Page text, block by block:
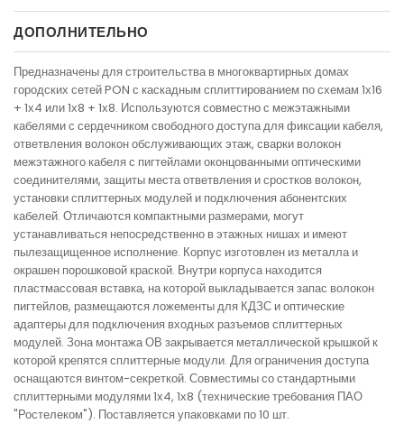
ДОПОЛНИТЕЛЬНО
Предназначены для строительства в многоквартирных домах
городских сетей PON с каскадным сплиттированием по схемам 1х16
+ 1х4 или 1х8 + 1х8. Используются совместно с межэтажными
кабелями с сердечником свободного доступа для фиксации кабеля,
ответвления волокон обслуживающих этаж, сварки волокон
межэтажного кабеля с пигтейлами оконцованными оптическими
соединителями, защиты места ответвления и сростков волокон,
установки сплиттерных модулей и подключения абонентских
кабелей. Отличаются компактными размерами, могут
устанавливаться непосредственно в этажных нишах и имеют
пылезащищенное исполнение. Корпус изготовлен из металла и
окрашен порошковой краской. Внутри корпуса находится
пластмассовая вставка, на которой выкладывается запас волокон
пигтейлов, размещаются ложементы для КДЗС и оптические
адаптеры для подключения входных разъемов сплиттерных
модулей. Зона монтажа ОВ закрывается металлической крышкой к
которой крепятся сплиттерные модули. Для ограничения доступа
оснащаются винтом-секреткой. Совместимы со стандартными
сплиттерными модулями 1х4, 1х8 (технические требования ПАО
"Ростелеком"). Поставляется упаковками по 10 шт.